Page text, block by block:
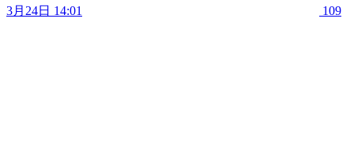
3月24日 14:01 109